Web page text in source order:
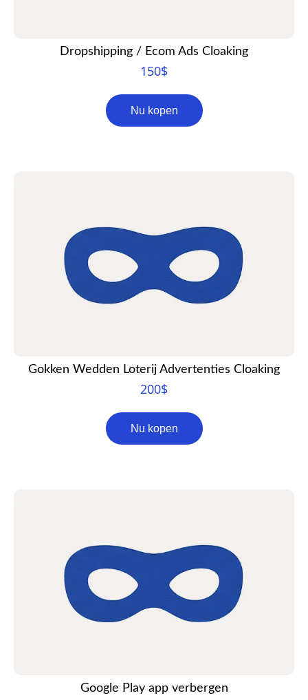
Dropshipping / Ecom Ads Cloaking
150$
Nu kopen
Gokken Wedden Loterij Advertenties Cloaking
200$
Nu kopen
Google Play app verbergen